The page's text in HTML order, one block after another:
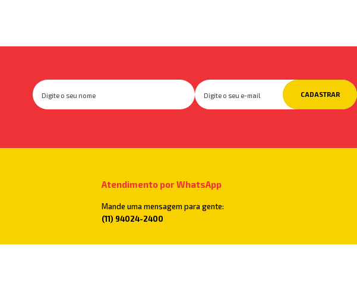
CADASTRAR
Atendimento por WhatsApp
Mande uma mensagem para gente:
(11) 94024-2400